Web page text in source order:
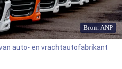
Bron: ANP
auto- en vrachtautofabrikant